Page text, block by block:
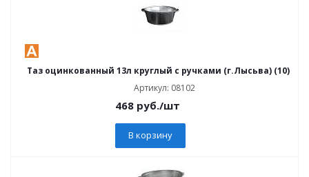
Таз оцинкованный 13л круглый с ручками (г.Лысьва) (10)
Артикул: 08102
468 руб./шт
В корзину